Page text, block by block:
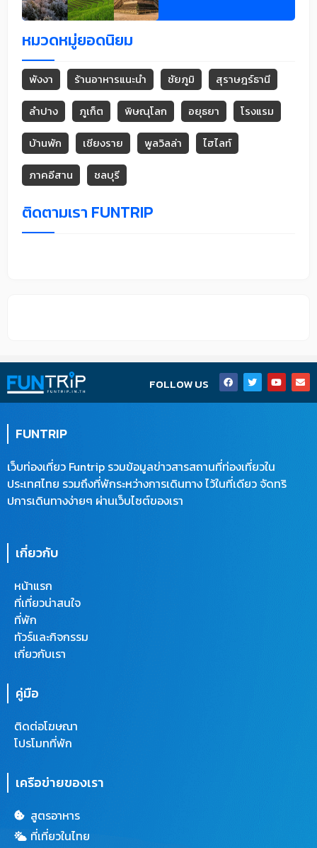
หมวดหมู่ยอดนิยม
พังงา ร้านอาหารแนะนำ ชัยภูมิ
สุราษฎร์ธานี
ลำปาง
ภูเก็ต พิษณุโลก อยุธยา
โรงแรม
บ้านพัก
เชียงราย พูลวิลล่า
ไฮไลท์
ภาคอีสาน
ชลบุรี
ติดตามเรา FUNTRIP
FOLLOW US F
a
c
e
T
w
i
t
Y
o
u
t
E
n
v
e
FUNTRIP
เว็บท่องเที่ยว Funtrip รวมข้อมูลข่าวสารสถานที่ท่องเที่ยวใน
ประเทศไทย รวมถึงที่พักระหว่างการเดินทาง ไว้ในที่เดียว จัดทริ
ปการเดินทางง่ายๆ ผ่านเว็บไซต์ของเรา
เกี่ยวกับ
หน้าแรก
ที่เที่ยวน่าสนใจ
ที่พัก
ทัวร์และกิจกรรม
เกี่ยวกับเรา
คู่มือ
ติดต่อโฆษณา
โปรโมทที่พัก
เครือข่ายของเรา
สูตรอาหาร
ที่เที่ยวในไทย